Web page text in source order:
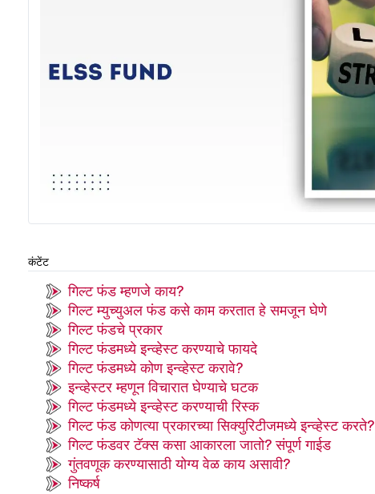
कंटेंट
गिल्ट फंड म्हणजे काय?
गिल्ट म्युच्युअल फंड कसे काम करतात हे समजून घेणे
गिल्ट फंडचे प्रकार
गिल्ट फंडमध्ये इन्व्हेस्ट करण्याचे फायदे
गिल्ट फंडमध्ये कोण इन्व्हेस्ट करावे?
इन्व्हेस्टर म्हणून विचारात घेण्याचे घटक
गिल्ट फंडमध्ये इन्व्हेस्ट करण्याची रिस्क
गिल्ट फंड कोणत्या प्रकारच्या सिक्युरिटीजमध्ये इन्व्हेस्ट करते?
गिल्ट फंडवर टॅक्स कसा आकारला जातो? संपूर्ण गाईड
गुंतवणूक करण्यासाठी योग्य वेळ काय असावी?
निष्कर्ष